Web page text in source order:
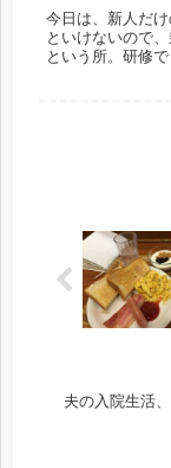
今日は、新人だ
といけないので
という所。研修
夫の入院生活